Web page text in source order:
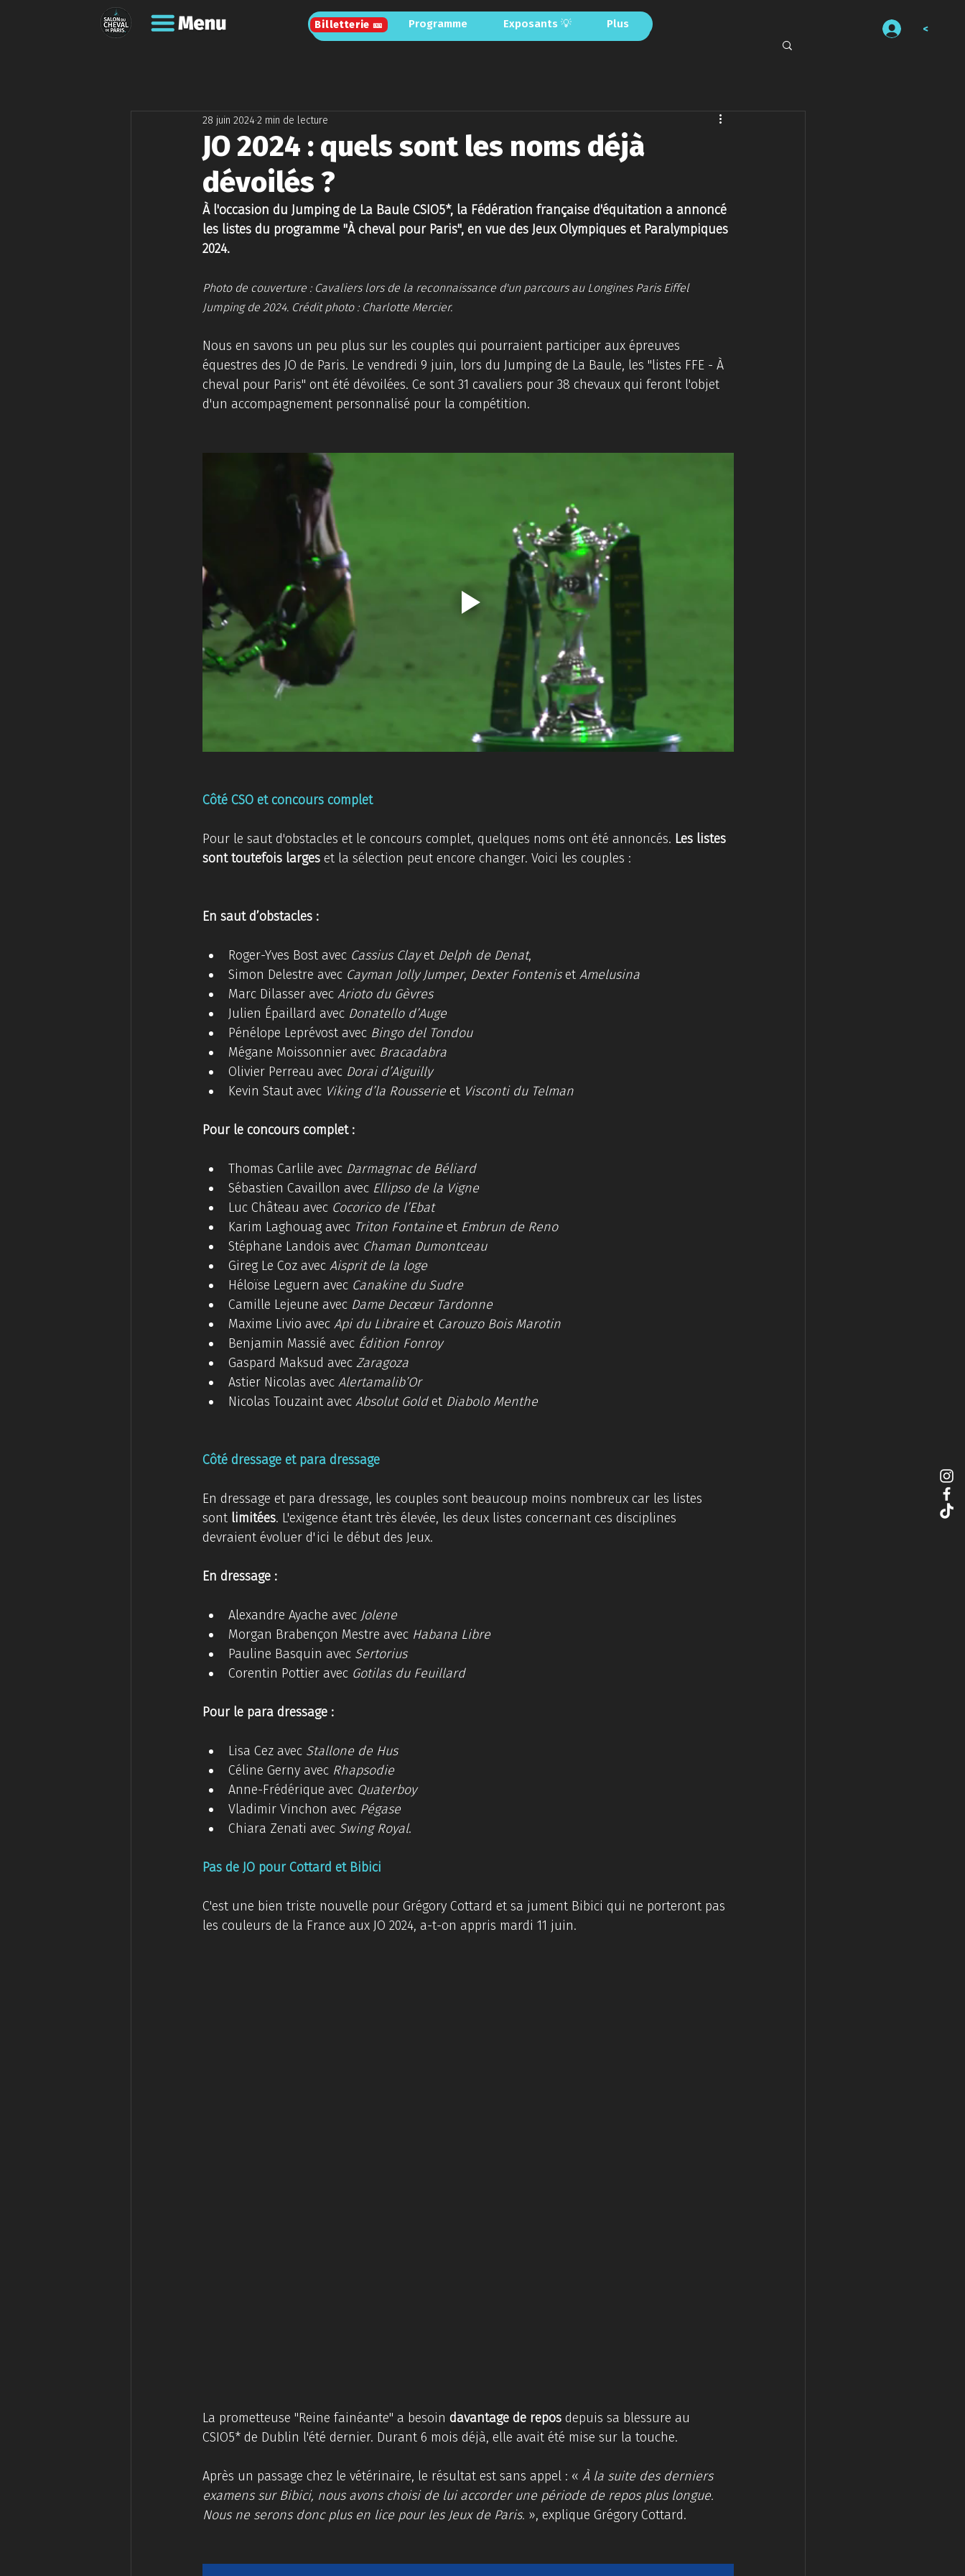
Billetterie Programme Exposants 💡 Plus
Billetterie 🎫 <
Billetterie Programme Exposants 💡 Plus
Billetterie 🎫
JO 2024 : quels sont les noms déjà
dévoilés ?
28 juin 20242 min de lecture
À l'occasion du Jumping de La Baule CSIO5*, la Fédération française d'équitation a annoncé
les listes du programme "À cheval pour Paris", en vue des Jeux Olympiques et Paralympiques
2024.
Photo de couverture : Cavaliers lors de la reconnaissance d'un parcours au Longines Paris Eiffel
Jumping de 2024. Crédit photo : Charlotte Mercier.
Nous en savons un peu plus sur les couples qui pourraient participer aux épreuves
équestres des JO de Paris. Le vendredi 9 juin, lors du Jumping de La Baule, les "listes FFE - À
cheval pour Paris" ont été dévoilées. Ce sont 31 cavaliers pour 38 chevaux qui feront l'objet
d'un accompagnement personnalisé pour la compétition.
Côté CSO et concours complet
Pour le saut d'obstacles et le concours complet, quelques noms ont été annoncés. Les listes
sont toutefois larges et la sélection peut encore changer. Voici les couples :
En saut d’obstacles :
Roger-Yves Bost avec Cassius Clay et Delph de Denat,
Simon Delestre avec Cayman Jolly Jumper, Dexter Fontenis et Amelusina
Marc Dilasser avec Arioto du Gèvres
Julien Épaillard avec Donatello d’Auge
Pénélope Leprévost avec Bingo del Tondou
Mégane Moissonnier avec Bracadabra
Olivier Perreau avec Dorai d’Aiguilly
Kevin Staut avec Viking d’la Rousserie et Visconti du Telman
Pour le concours complet :
Thomas Carlile avec Darmagnac de Béliard
Sébastien Cavaillon avec Ellipso de la Vigne
Luc Château avec Cocorico de l’Ebat
Karim Laghouag avec Triton Fontaine et Embrun de Reno
Stéphane Landois avec Chaman Dumontceau
Gireg Le Coz avec Aisprit de la loge
Héloïse Leguern avec Canakine du Sudre
Camille Lejeune avec Dame Decœur Tardonne
Maxime Livio avec Api du Libraire et Carouzo Bois Marotin
Benjamin Massié avec Édition Fonroy
Gaspard Maksud avec Zaragoza
Astier Nicolas avec Alertamalib’Or
Nicolas Touzaint avec Absolut Gold et Diabolo Menthe
Côté dressage et para dressage
En dressage et para dressage, les couples sont beaucoup moins nombreux car les listes
sont limitées. L'exigence étant très élevée, les deux listes concernant ces disciplines
devraient évoluer d'ici le début des Jeux.
En dressage :
Alexandre Ayache avec Jolene
Morgan Brabençon Mestre avec Habana Libre
Pauline Basquin avec Sertorius
Corentin Pottier avec Gotilas du Feuillard
Pour le para dressage :
Lisa Cez avec Stallone de Hus
Céline Gerny avec Rhapsodie
Anne-Frédérique avec Quaterboy
Vladimir Vinchon avec Pégase
Chiara Zenati avec Swing Royal.
Pas de JO pour Cottard et Bibici
C'est une bien triste nouvelle pour Grégory Cottard et sa jument Bibici qui ne porteront pas
les couleurs de la France aux JO 2024, a-t-on appris mardi 11 juin.
La prometteuse "Reine fainéante" a besoin davantage de repos depuis sa blessure au
CSIO5* de Dublin l'été dernier. Durant 6 mois déjà, elle avait été mise sur la touche.
Après un passage chez le vétérinaire, le résultat est sans appel : « À la suite des derniers
examens sur Bibici, nous avons choisi de lui accorder une période de repos plus longue.
Nous ne serons donc plus en lice pour les Jeux de Paris. », explique Grégory Cottard.